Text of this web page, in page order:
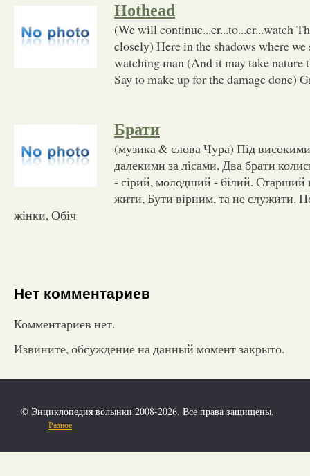
Hothead
(We will continue...er...to...er...watch
closely) Here in the shadows where
watching man (And it may take nature
Say to make up for the damage done)
Брати
(музика & слова Чура) Під
далекими за лісами, Два брати
- сірий, молодший - білий. Старший
жити, Бути вірним, та не служити.
жінки, Обіч
Нет комментариев
Комментариев нет.
Извините, обсуждение на данный момент закрыто.
© Энциклопедия волынки 2008-2026. Все права защищены.
Разное